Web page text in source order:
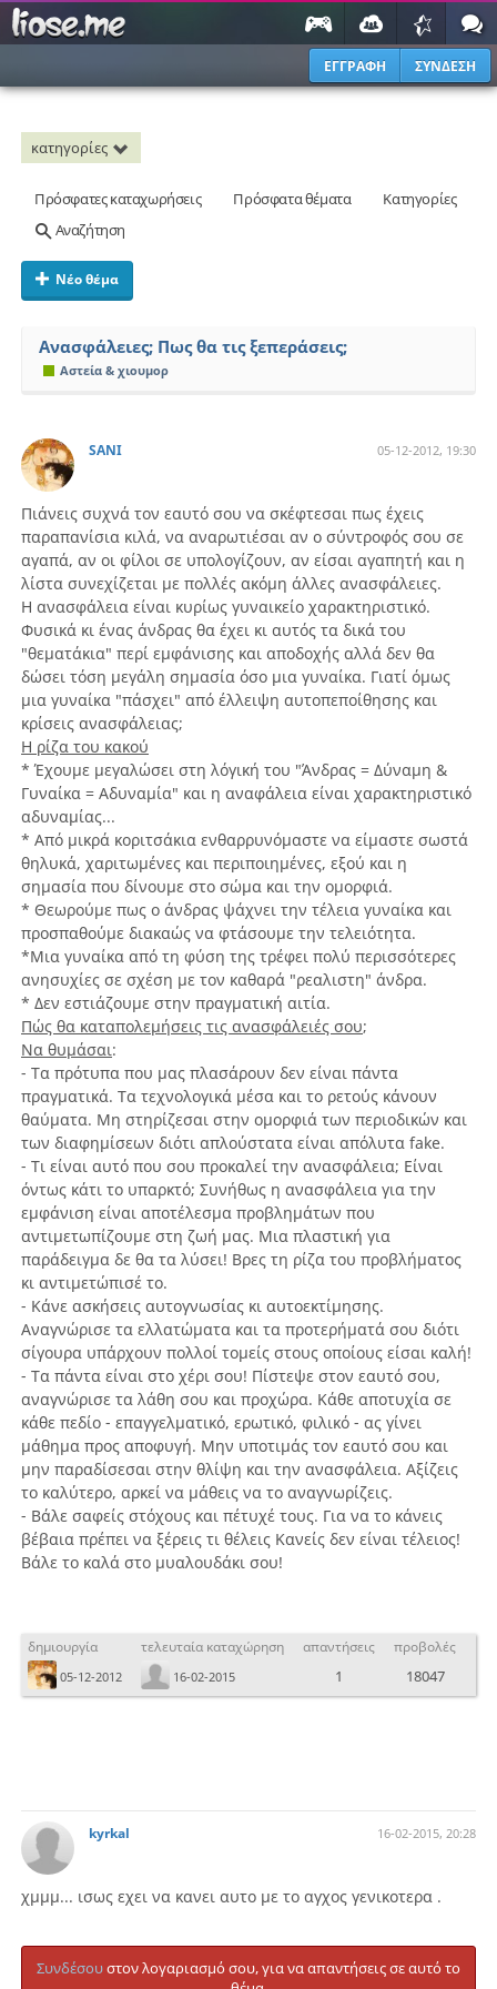
ΕΓΓΡΑΦΗ ΣΥΝΔΕΣΗ
κατηγορίες
Πρόσφατες καταχωρήσεις Πρόσφατα θέματα
Κατηγορίες
Αναζήτηση
Νέο θέμα
Aνασφάλειες; Πως θα τις ξεπεράσεις;
Αστεία & χιουμορ
SANI 05-12-2012, 19:30
Πιάνεις συχνά τον εαυτό σου να σκέφτεσαι πως έχεις
παραπανίσια κιλά, να αναρωτιέσαι αν ο σύντροφός σου σε
αγαπά, αν οι φίλοι σε υπολογίζουν, αν είσαι αγαπητή και η
λίστα συνεχίζεται με πολλές ακόμη άλλες ανασφάλειες.
Η ανασφάλεια είναι κυρίως γυναικείο χαρακτηριστικό.
Φυσικά κι ένας άνδρας θα έχει κι αυτός τα δικά του
"θεματάκια" περί εμφάνισης και αποδοχής αλλά δεν θα
δώσει τόση μεγάλη σημασία όσο μια γυναίκα. Γιατί όμως
μια γυναίκα "πάσχει" από έλλειψη αυτοπεποίθησης και
κρίσεις ανασφάλειας;
Η ρίζα του κακού
* Έχουμε μεγαλώσει στη λόγική του "Άνδρας = Δύναμη &
Γυναίκα = Αδυναμία" και η αναφάλεια είναι χαρακτηριστικό
αδυναμίας...
* Από μικρά κοριτσάκια ενθαρρυνόμαστε να είμαστε σωστά
θηλυκά, χαριτωμένες και περιποιημένες, εξού και η
σημασία που δίνουμε στο σώμα και την ομορφιά.
* Θεωρούμε πως ο άνδρας ψάχνει την τέλεια γυναίκα και
προσπαθούμε διακαώς να φτάσουμε την τελειότητα.
*Μια γυναίκα από τη φύση της τρέφει πολύ περισσότερες
ανησυχίες σε σχέση με τον καθαρά "ρεαλιστη" άνδρα.
* Δεν εστιάζουμε στην πραγματική αιτία.
Πώς θα καταπολεμήσεις τις ανασφάλειές σου;
Να θυμάσαι:
- Τα πρότυπα που μας πλασάρουν δεν είναι πάντα
πραγματικά. Τα τεχνολογικά μέσα και το ρετούς κάνουν
θαύματα. Μη στηρίζεσαι στην ομορφιά των περιοδικών και
των διαφημίσεων διότι απλούστατα είναι απόλυτα fake.
- Τι είναι αυτό που σου προκαλεί την ανασφάλεια; Είναι
όντως κάτι το υπαρκτό; Συνήθως η ανασφάλεια για την
εμφάνιση είναι αποτέλεσμα προβλημάτων που
αντιμετωπίζουμε στη ζωή μας. Μια πλαστική για
παράδειγμα δε θα τα λύσει! Βρες τη ρίζα του προβλήματος
κι αντιμετώπισέ το.
- Κάνε ασκήσεις αυτογνωσίας κι αυτοεκτίμησης.
Αναγνώρισε τα ελλατώματα και τα προτερήματά σου διότι
σίγουρα υπάρχουν πολλοί τομείς στους οποίους είσαι καλή!
- Τα πάντα είναι στο χέρι σου! Πίστεψε στον εαυτό σου,
αναγνώρισε τα λάθη σου και προχώρα. Κάθε αποτυχία σε
κάθε πεδίο - επαγγελματικό, ερωτικό, φιλικό - ας γίνει
μάθημα προς αποφυγή. Μην υποτιμάς τον εαυτό σου και
μην παραδίσεσαι στην θλίψη και την ανασφάλεια. Αξίζεις
το καλύτερο, αρκεί να μάθεις να το αναγνωρίζεις.
- Βάλε σαφείς στόχους και πέτυχέ τους. Για να το κάνεις
βέβαια πρέπει να ξέρεις τι θέλεις Κανείς δεν είναι τέλειος!
Βάλε το καλά στο μυαλουδάκι σου!
δημιουργία
05-12-2012
τελευταία καταχώρηση
16-02-2015
απαντήσεις
1
προβολές
18047
kyrkal 16-02-2015, 20:28
χμμμ... ισως εχει να κανει αυτο με το αγχος γενικοτερα .
Συνδέσουστον λογαριασμό σου, για να απαντήσεις σε αυτό το